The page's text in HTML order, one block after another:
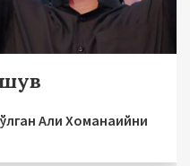
Али Хоманаийни